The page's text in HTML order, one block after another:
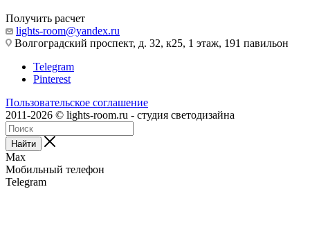
Получить расчет
lights-room@yandex.ru
Волгоградский проспект, д. 32, к25, 1 этаж, 191 павильон
Telegram
Pinterest
Пользовательское соглашение
2011-2026 © lights-room.ru - студия светодизайна
Найти
Max
Мобильный телефон
Telegram